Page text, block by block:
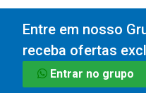
Entre em nosso
receba ofertas
Entrar no grupo